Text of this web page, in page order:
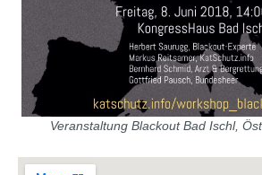
Veranstaltung Blackout Bad Ischl,